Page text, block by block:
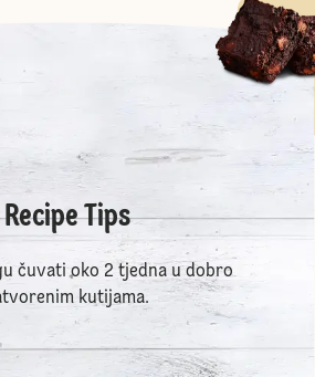
Recipe Tips
čuvati oko 2 tjedna u dobro
kutijama.